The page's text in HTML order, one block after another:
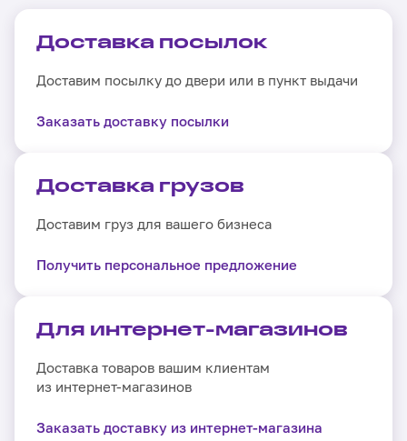
Доставка посылок
Доставим посылку до двери или в пункт выдачи
Заказать доставку посылки
Доставка грузов
Доставим груз для вашего бизнеса
Получить персональное предложение
Для интернет-магазинов
Доставка товаров вашим клиентам
из интернет-магазинов
Заказать доставку из интернет-магазина